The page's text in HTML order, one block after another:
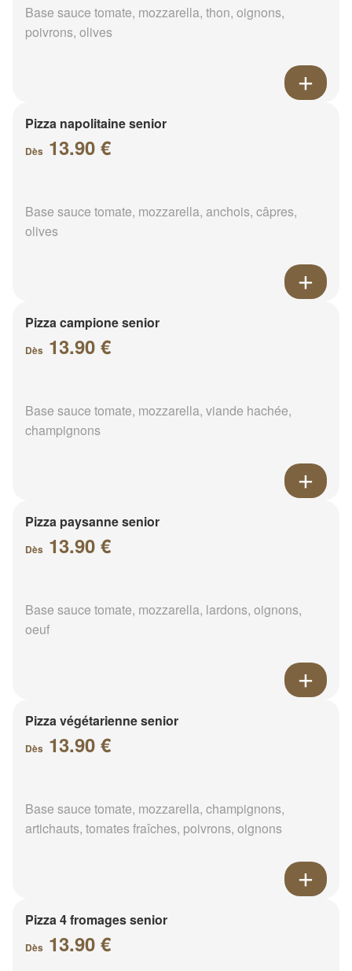
Base sauce tomate, mozzarella, thon, oignons,
poivrons, olives
Pizza napolitaine senior
Dès 13.90 €
Base sauce tomate, mozzarella, anchois, câpres,
olives
Pizza campione senior
Dès 13.90 €
Base sauce tomate, mozzarella, viande hachée,
champignons
Pizza paysanne senior
Dès 13.90 €
Base sauce tomate, mozzarella, lardons, oignons,
oeuf
Pizza végétarienne senior
Dès 13.90 €
Base sauce tomate, mozzarella, champignons,
artichauts, tomates fraîches, poivrons, oignons
Pizza 4 fromages senior
Dès 13.90 €